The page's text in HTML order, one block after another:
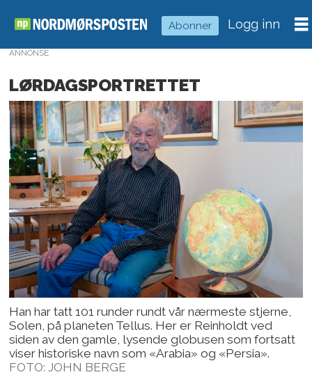
Abonner Logg inn
ANNONSE
LØRDAGSPORTRETTET
Han har tatt 101 runder rundt vår nærmeste stjerne,
Solen, på planeten Tellus. Her er Reinholdt ved
siden av den gamle, lysende globusen som fortsatt
viser historiske navn som «Arabia» og «Persia».
FOTO: JOHN BERGE